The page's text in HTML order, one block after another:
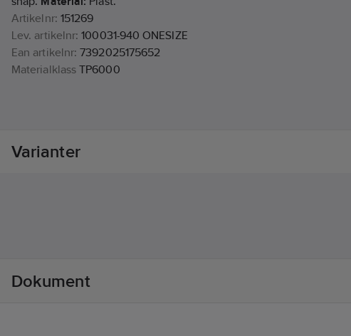
Artikelnr: 151269
Lev. artikelnr: 100031-940 ONESIZE
Ean artikelnr: 7392025175652
Materialklass TP6000
Varianter
Dokument